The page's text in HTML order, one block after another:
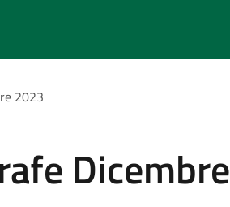
2023
Dicembre